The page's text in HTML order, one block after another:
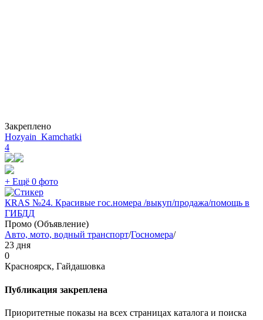
Закреплено
Hozyain_Kamchatki
4
+ Ещё 0 фото
КRAS №24. Красивые гос.номера /выкуп/продажа/помощь в
ГИБДД
Промо (Объявление)
Авто, мото, водный транспорт/Госномера/
23 дня
0
Красноярск, Гайдашовка
Публикация закреплена
Приоритетные показы на всех страницах каталога и поиска